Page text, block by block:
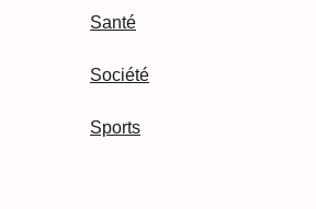
Santé
Société
Sports